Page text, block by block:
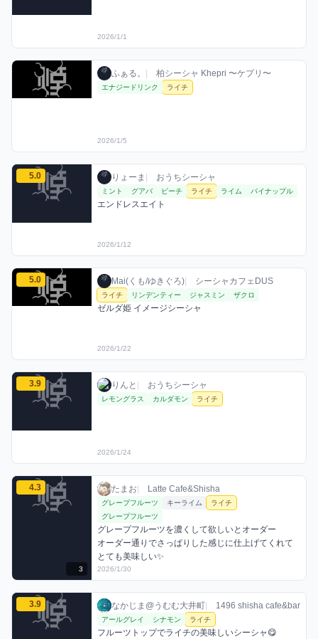
2026/1/1
ふぁる。のライチミックスを見るふぁる。 / お店シーシャ / 2026年1月5日
ふぁる。 柏シーシャ Khepri 〜ケプリ〜
利用フレーバー
エナジードリンク ライチ
2026/1/5
りょーまのライチミックスを見る
5.0 りょーま / おうちシーシャ / 2026年1月12日
りょーま おうちシーシャ
利用フレーバー
ミント グアバ ピーチ ライチ ライム パイナップル
コメント
エンドレスエイト
評価
2026/1/12
Mai(くも/ゆきぐろ)のライチミックスを見る
5.0 Mai(くも/ゆきぐろ) / お店シーシャ / 2026
Mai(くも/ゆきぐろ) シーシャカフェDUS
利用フレーバー
ライチ リンデンティー ジャスミン ザクロ
コメント
ゼルダ姫 イメージシーシャ
評価
2026/1/22
りんとのライチミックスを見る
3.9 りんと / おうちシーシャ / 2026年1月24日
りんと おうちシーシャ
利用フレーバー
レモングラス カルダモン ライチ
評価
2026/1/24
たまおのライチミックスを見る
4.3
3
たまお / お店シーシャ / 2026年1月30日
たまお Latte Cafe&Shisha
利用フレーバー
グレープフルーツ キーライム
ライチ
グレープフルーツ
コメント
グレープフルーツを濃くして欲しいとオーダー
オーダー通りでさっぱりした感じに仕上げてくれて
とても美味しい✨
評価
2026/1/30
なかじま@うむむ大井町のライチミックスを見る
3.9 なかじま@うむむ大井町 / お店シーシャ /
なかじま@うむむ大井町 1496 shisha cafe&bar
利用フレーバー
アールグレイ シナモン ライチ
コメント
フルーツトップでライチの美味しいシーシャ😋
評価